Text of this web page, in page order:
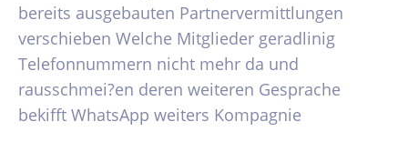
bereits ausgebauten Partnervermittlungen
verschieben Welche Mitglieder geradlinig
Telefonnummern nicht mehr da und
rausschmei?en deren weiteren Gesprache
bekifft WhatsApp weiters Kompagnie